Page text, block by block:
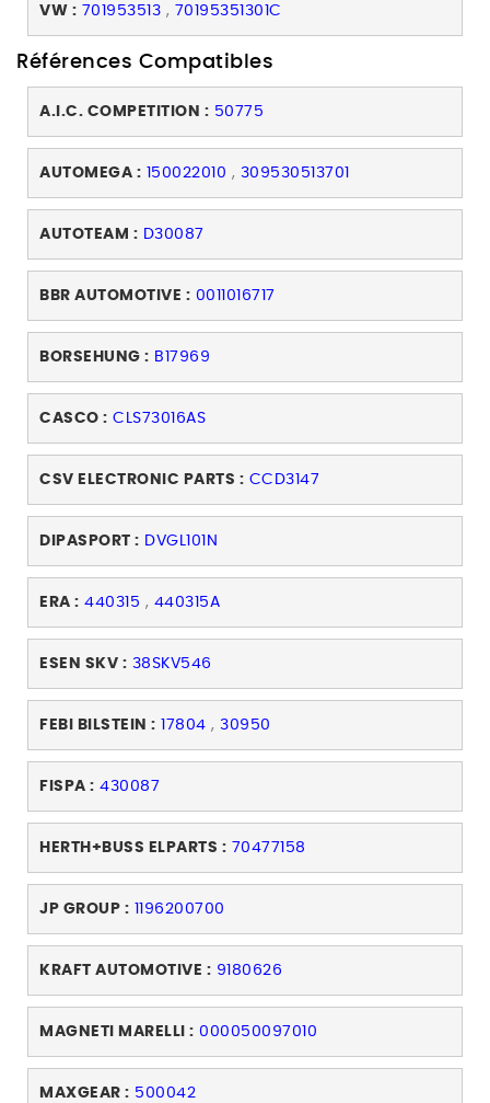
VW : 701953513 , 70195351301C
Références Compatibles
A.I.C. COMPETITION : 50775
AUTOMEGA : 150022010 , 309530513701
AUTOTEAM : D30087
BBR AUTOMOTIVE : 0011016717
BORSEHUNG : B17969
CASCO : CLS73016AS
CSV ELECTRONIC PARTS : CCD3147
DIPASPORT : DVGL101N
ERA : 440315 , 440315A
ESEN SKV : 38SKV546
FEBI BILSTEIN : 17804 , 30950
FISPA : 430087
HERTH+BUSS ELPARTS : 70477158
JP GROUP : 1196200700
KRAFT AUTOMOTIVE : 9180626
MAGNETI MARELLI : 000050097010
MAXGEAR : 500042